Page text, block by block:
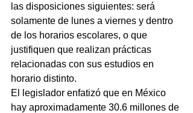
las disposiciones siguientes: será
solamente de lunes a viernes y dentro
de los horarios escolares, o que
justifiquen que realizan prácticas
relacionadas con sus estudios en
horario distinto.
El legislador enfatizó que en México
hay aproximadamente 30.6 millones de